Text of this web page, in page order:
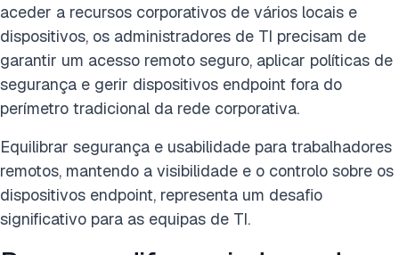
aceder a recursos corporativos de vários locais e
dispositivos, os administradores de TI precisam de
garantir um acesso remoto seguro, aplicar políticas de
segurança e gerir dispositivos endpoint fora do
perímetro tradicional da rede corporativa.
Equilibrar segurança e usabilidade para trabalhadores
remotos, mantendo a visibilidade e o controlo sobre os
dispositivos endpoint, representa um desafio
significativo para as equipas de TI.